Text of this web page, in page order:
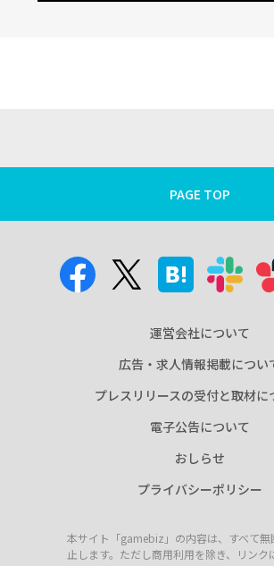
PAGE TOP
運営会社について
広告・求人情報掲載につい
プレスリリースの受付と取材に
電子公告について
おしらせ
プライバシーポリシー
本サイト「gamebiz」の内容は、すべて無
止します。ただし商用利用を除き、リンク